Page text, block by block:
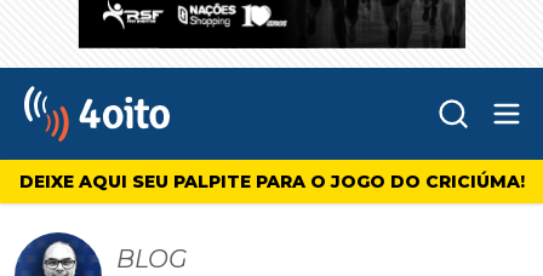
4oito
DEIXE AQUI SEU PALPITE PARA O JOGO DO CRICIÚMA!
BLOG